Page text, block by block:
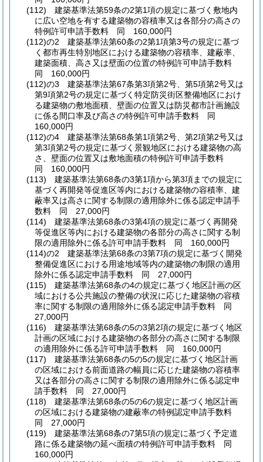
(112)
建築基準法第59条の2第1項の規定に基づく敷地内
に広い空地を有する建築物の容積率又は各部分の高さの
特例許可申請手数料 同 160,000円
(112)の2
建築基準法第60条の2第1項第3号の規定に基づ
く都市再生特別地区における建築物の容積率、建蔽率、
建築面積、高さ又は壁面の位置の特例許可申請手数料
同 160,000円
(112)の3
建築基準法第67条第3項第2号、第5項第2号又は
第9項第2号の規定に基づく特定防災街区整備地区におけ
る建築物の敷地面積、壁面の位置又は防災都市計画施設
に係る間口率及び高さの特例許可申請手数料 同
160,000円
(112)の4
建築基準法第68条第1項第2号、第2項第2号又は
第3項第2号の規定に基づく景観地区における建築物の高
さ、壁面の位置又は敷地面積の特例許可申請手数料
同 160,000円
(113)
建築基準法第68条の3第1項から第3項までの規定に
基づく再開発等促進区等内における建築物の容積率、建
蔽率又は高さに関する制限の適用除外に係る認定申請手
数料 同 27,000円
(114)
建築基準法第68条の3第4項の規定に基づく再開発
等促進区等内における建築物の各部分の高さに関する制
限の適用除外に係る許可申請手数料 同 160,000円
(114)の2
建築基準法第68条の3第7項の規定に基づく開発
整備促進区における用途地域等内の建築物の制限の適用
除外に係る認定申請手数料 同 27,000円
(115)
建築基準法第68条の4の規定に基づく地区計画の区
域における公共施設の整備の状況に応じた建築物の容積
率に関する制限の適用除外に係る認定申請手数料 同
27,000円
(116)
建築基準法第68条の5の3第2項の規定に基づく地区
計画の区域における建築物の各部分の高さに関する制限
の適用除外に係る許可申請手数料 同 160,000円
(117)
建築基準法第68条の5の5の規定に基づく地区計画
の区域における前面道路の幅員に応じた建築物の容積率
又は各部分の高さに関する制限の適用除外に係る認定申
請手数料 同 27,000円
(118)
建築基準法第68条の5の6の規定に基づく地区計画
の区域における建築物の建蔽率の特例認定申請手数料
同 27,000円
(119)
建築基準法第68条の7第5項の規定に基づく予定道
路に係る建築物の延べ面積の特例許可申請手数料 同
160,000円